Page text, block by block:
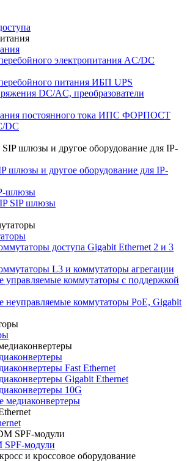
электропитания AC/DC
питания ИБП UPS
DC/AC, преобразователи
постоянного тока ИПС ФОРПОСТ
DC
шлюзы и другое оборудование для IP-
шлюзы
SIP шлюзы
доступа Gigabit Ethernet 2 и 3
L3 и коммутаторы агрегации
коммутаторы с поддержкой
коммутаторы PoE, Gigabit
Fast Ethernet
Gigabit Ethernet
10G
модули